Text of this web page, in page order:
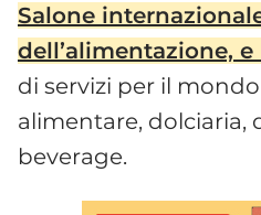
Salone
dell’alimentazione,
di servizi per il
alimentare, dolciaria,
beverage.